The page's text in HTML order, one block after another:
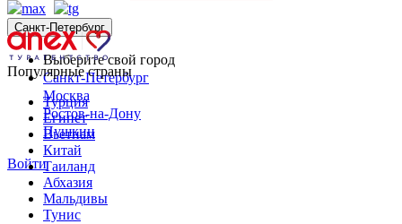
Санкт-Петербург
Выберите свой город
Санкт-Петербург
Москва
Ростов-на-Дону
Пушкин
Войти
Популярные страны
Турция
Египет
Вьетнам
Китай
Таиланд
Абхазия
Мальдивы
Тунис